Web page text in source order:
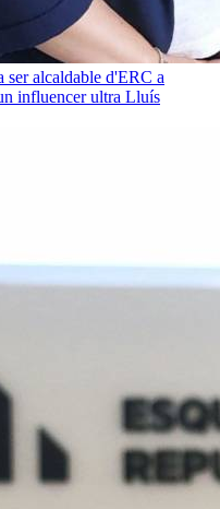
ser alcaldable d'ERC a
influencer ultra Lluís